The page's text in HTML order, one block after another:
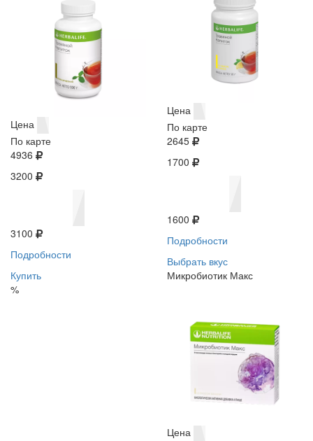
Цена
По карте
4936
3200
3100
Подробности
Купить
%
Цена
По карте
2645
1700
1600
Подробности
Выбрать вкус
Микробиотик Макс
Цена